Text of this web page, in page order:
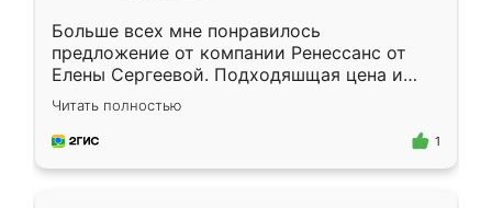
Больше всех мне понравилось
предложение от компании Ренессанс от
Елены Сергеевой. Подходяшщая цена и
короткие сроки изготовления. Приехавший
для замера сотрудник Владислав
предложил по моему эскизу самый
Читать полностью
1